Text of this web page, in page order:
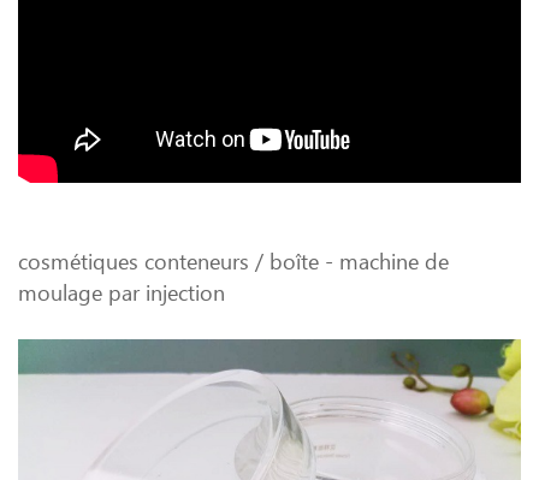
cosmétiques conteneurs / boîte - machine de
moulage par injection